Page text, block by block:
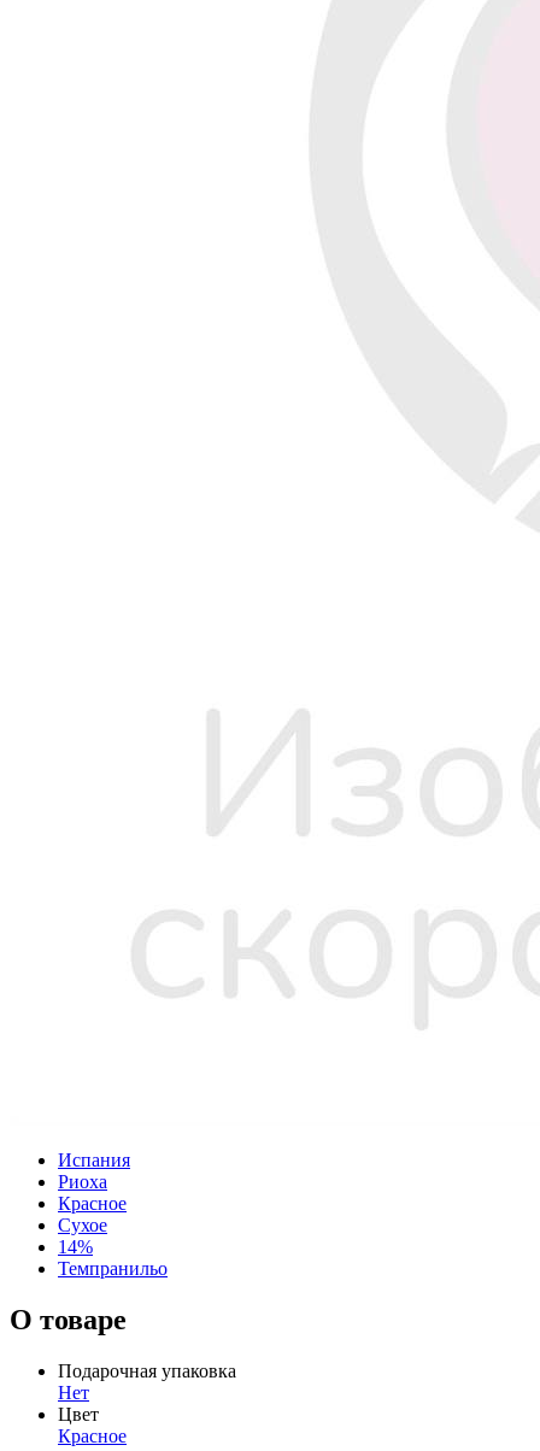
Испания
Риоха
Красное
Сухое
14%
Темпранильо
О товаре
Подарочная упаковка
Нет
Цвет
Красное